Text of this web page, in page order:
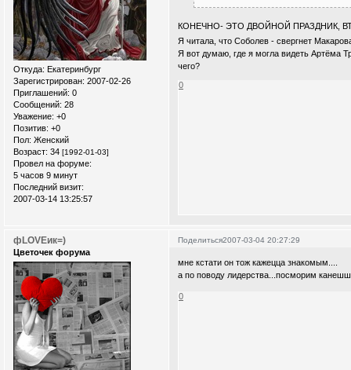
Откуда: Екатеринбург
Зарегистрирован: 2007-02-26
Приглашений: 0
Сообщений: 28
Уважение: +0
Позитив: +0
Пол: Женский
Возраст: 34 [1992-01-03]
Провел на форуме:
5 часов 9 минут
Последний визит:
2007-03-14 13:25:57
КОНЕЧНО- ЭТО ДВОЙНОЙ ПРАЗДНИК,
Я читала, что Соболев - свергнет
Я вот думаю, где я могла видеть Артёма
чего?
0
Поделиться2007-03-04 20:27:29
фLOVEик=)
Цветочек форума
мне кстати он тож кажецца знакомым....
а по поводу лидерства...посморим
0